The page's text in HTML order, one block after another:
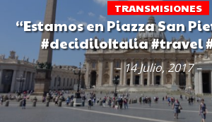
TRANSMISIONES
“Estamos en Piazza San
#decidiloItalia #travel
– 14 Julio, 2017 –